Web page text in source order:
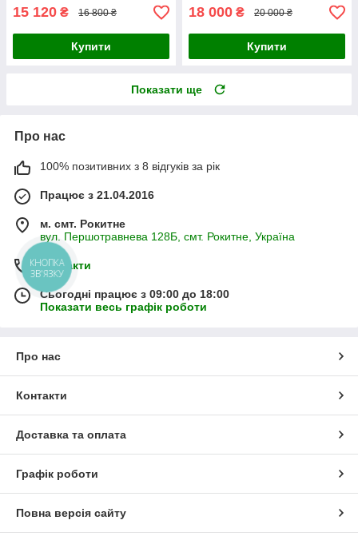
15 120 ₴ 16 800 ₴
Купити
18 000 ₴ 20 000 ₴
Купити
Показати ще
Про нас
100% позитивних з 8 відгуків за рік
Працює з 21.04.2016
м. смт. Рокитне
вул. Першотравнева 128Б, смт. Рокитне, Україна
Контакти
Сьогодні працює з 09:00 до 18:00
Показати весь графік роботи
Про нас
Контакти
Доставка та оплата
Графік роботи
Повна версія сайту
КНОПКА
ЗВ'ЯЗКУ